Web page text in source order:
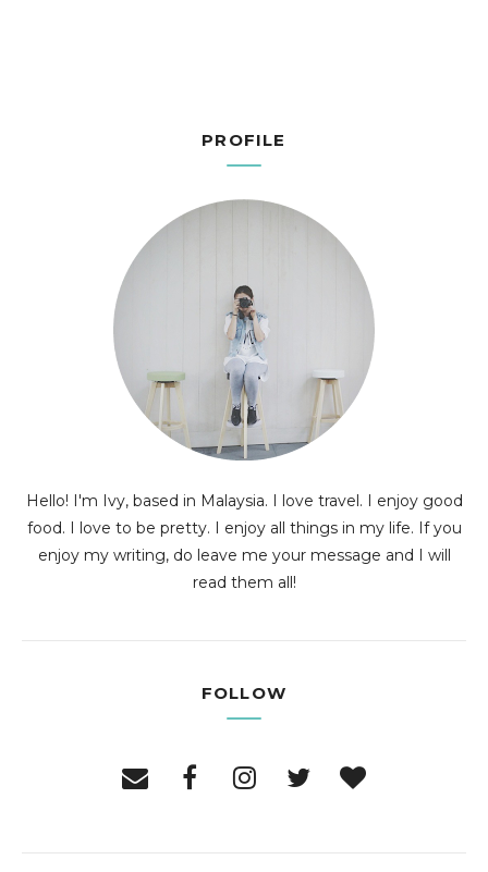
PROFILE
Hello! I'm Ivy, based in Malaysia. I love travel. I enjoy good
food. I love to be pretty. I enjoy all things in my life. If you
enjoy my writing, do leave me your message and I will
read them all!
FOLLOW